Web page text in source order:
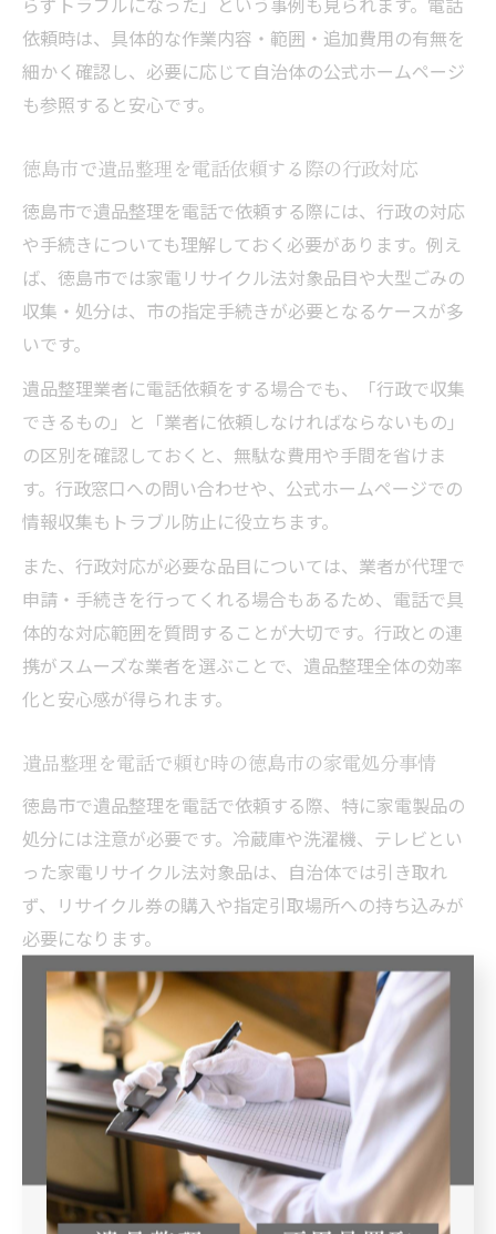
依頼時は、具体的な作業内容・範囲・追加費用の有無を
細かく確認し、必要に応じて自治体の公式ホームページ
も参照すると安心です。
徳島市で遺品整理を電話依頼する際の行政対応
徳島市で遺品整理を電話で依頼する際には、行政の対応
や手続きについても理解しておく必要があります。例え
ば、徳島市では家電リサイクル法対象品目や大型ごみの
収集・処分は、市の指定手続きが必要となるケースが多
いです。
遺品整理業者に電話依頼をする場合でも、「行政で収集
できるもの」と「業者に依頼しなければならないもの」
の区別を確認しておくと、無駄な費用や手間を省けま
す。行政窓口への問い合わせや、公式ホームページでの
情報収集もトラブル防止に役立ちます。
また、行政対応が必要な品目については、業者が代理で
申請・手続きを行ってくれる場合もあるため、電話で具
体的な対応範囲を質問することが大切です。行政との連
携がスムーズな業者を選ぶことで、遺品整理全体の効率
化と安心感が得られます。
遺品整理を電話で頼む時の徳島市の家電処分事情
徳島市で遺品整理を電話で依頼する際、特に家電製品の
処分には注意が必要です。冷蔵庫や洗濯機、テレビとい
った家電リサイクル法対象品は、自治体では引き取れ
ず、リサイクル券の購入や指定引取場所への持ち込みが
必要になります。
電話で業者に依頼する場合、家電の回収・処分に関して
「リサイクル料金が含まれているか」「どのように処分
されるのか」を必ず確認しましょう。対応していない業
者に依頼すると、結局自分で手続きしなければならず、
二度手間になることもあります。
また、徳島市内には小型家電回収ボックスも設置されて
おり、一部の家電やパソコンなどは無料で回収可能で
す。電話相談時に、対象品目や持ち込み場所についても